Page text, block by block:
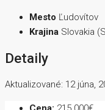
Mesto Ľudovítov
Krajina Slovakia
Detaily
Aktualizované: 12 júna,